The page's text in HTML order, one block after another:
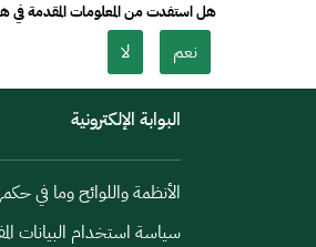
هل استفدت من المعلومات المقدمة
نعم لا
البوابة الإلكترونية
الأنظمة واللوائح وما في
سياسة استخدام البيانات